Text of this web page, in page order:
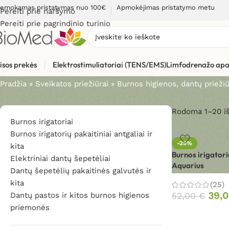
Pereiti prie naršymo
Pereiti prie pagrindinio turinio
pristatymas nuo 100€ Apmokėjimas pristatymo metu
prekės Elektrostimuliatoriai (TENS/EMS)Limfodrenažo
Burnos higienos, dantų
Pradžia » Sveikatos priežiūrai » Burnos higienos, dantų
Burnos irigatoriai
Burnos irigatorių pakaitiniai antgaliai ir
kita
Elektriniai dantų šepetėliai
Dantų šepetėlių pakaitinės galvutės ir
kita
Dantų pastos ir kitos burnos higienos
priemonės
Rodoma 1–20
-25%
Burnos
Aquarius
(25)
52,00€